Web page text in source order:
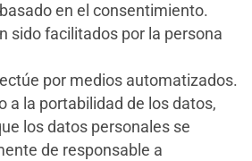
en el consentimiento.
sido facilitados por la persona
por medios automatizados.
a la portabilidad de los datos,
los datos personales se
de responsable a